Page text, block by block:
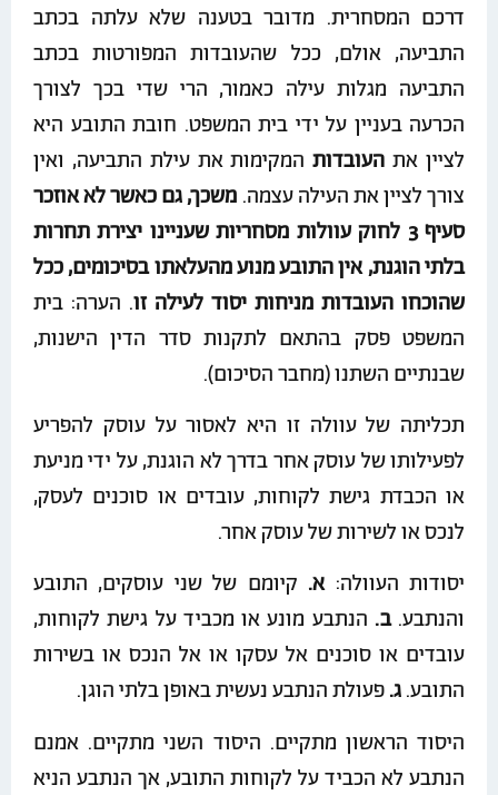
דרכם המסחרית. מדובר בטענה שלא עלתה בכתב
התביעה, אולם, ככל שהעובדות המפורטות בכתב
התביעה מגלות עילה כאמור, הרי שדי בכך לצורך
הכרעה בעניין על ידי בית המשפט. חובת התובע היא
לציין את העובדותהמקימות את עילת התביעה, ואין
צורך לציין את העילה עצמה. משכך, גם כאשר לא אוזכר
סעיף 3 לחוק עוולות מסחריות שעניינו יצירת תחרות
בלתי הוגנת, אין התובע מנוע מהעלאתו בסיכומים, ככל
שהוכחו העובדות מניחות יסוד לעילה זו. הערה: בית
המשפט פסק בהתאם לתקנות סדר הדין הישנות,
שבנתיים השתנו (מחבר הסיכום).
תכליתה של עוולה זו היא לאסור על עוסק להפריע
לפעילותו של עוסק אחר בדרך לא הוגנת, על ידי מניעת
או הכבדת גישת לקוחות, עובדים או סוכנים לעסק,
לנכס או לשירות של עוסק אחר.
יסודות העוולה:א. קיומם של שני עוסקים, התובע
והנתבע.ב. הנתבע מונע או מכביד על גישת לקוחות,
עובדים או סוכנים אל עסקו או אל הנכס או בשירות
התובע.ג.פעולת הנתבע נעשית באופן בלתי הוגן.
היסוד הראשון מתקיים. היסוד השני מתקיים. אמנם
הנתבע לא הכביד על לקוחות התובע, אך הנתבע הניא